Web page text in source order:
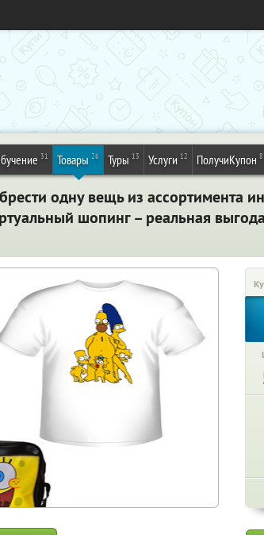
31 Товары 26 Туры 13 Услуги 12 ПолучиКупон
одну вещь из ассортимента
шопинг – реальная